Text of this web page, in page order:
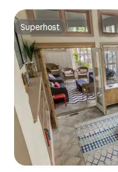
Superhost
Superhost